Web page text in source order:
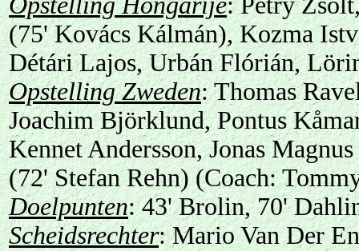
(75' Kovács Kálmán), Kozma
Détári Lajos, Urbán Flórián,
Opstelling Zweden: Thomas
Joachim Björklund, Pontus
Kennet Andersson, Jonas
(72' Stefan Rehn) (Coach:
Doelpunten: 43' Brolin, 70'
Scheidsrechter: Mario Van Der